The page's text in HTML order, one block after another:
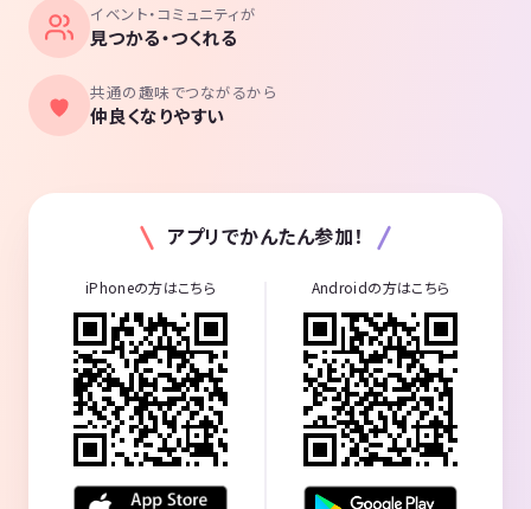
イベント・コミュニティが
見つかる・つくれる
共通の趣味でつながるから
仲良くなりやすい
アプリでかんたん参加！
iPhoneの方はこちら Androidの方はこちら